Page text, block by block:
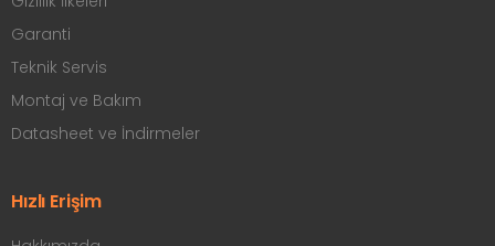
Garanti
Teknik Servis
Montaj ve Bakım
Datasheet ve İndirmeler
Hızlı Erişim